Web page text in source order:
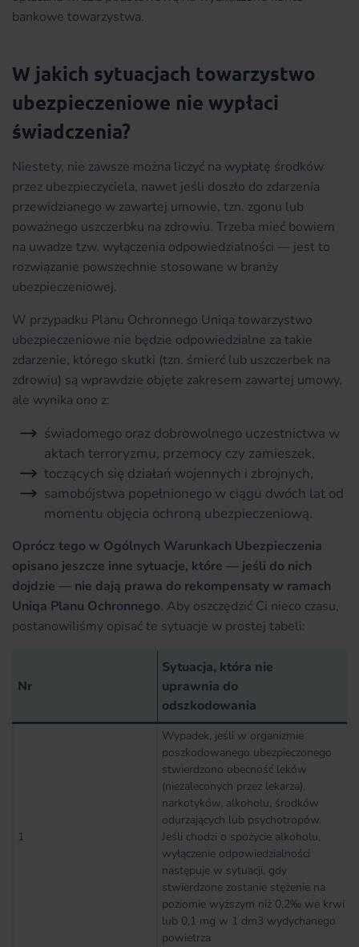
bankowe towarzystwa.
W jakich sytuacjach towarzystwo
ubezpieczeniowe nie wypłaci
świadczenia?
Niestety, nie zawsze można liczyć na wypłatę środków
przez ubezpieczyciela, nawet jeśli doszło do zdarzenia
przewidzianego w zawartej umowie, tzn. zgonu lub
poważnego uszczerbku na zdrowiu. Trzeba mieć bowiem
na uwadze tzw. wyłączenia odpowiedzialności — jest to
rozwiązanie powszechnie stosowane w branży
ubezpieczeniowej.
W przypadku Planu Ochronnego Uniqa towarzystwo
ubezpieczeniowe nie będzie odpowiedzialne za takie
zdarzenie, którego skutki (tzn. śmierć lub uszczerbek na
zdrowiu) są wprawdzie objęte zakresem zawartej umowy,
ale wynika ono z:
świadomego oraz dobrowolnego uczestnictwa w
aktach terroryzmu, przemocy czy zamieszek,
toczących się działań wojennych i zbrojnych,
samobójstwa popełnionego w ciągu dwóch lat od
momentu objęcia ochroną ubezpieczeniową.
Oprócz tego w Ogólnych Warunkach Ubezpieczenia
opisano jeszcze inne sytuacje, które — jeśli do nich
dojdzie — nie dają prawa do rekompensaty w ramach
Uniqa Planu Ochronnego. Aby oszczędzić Ci nieco czasu,
postanowiliśmy opisać te sytuacje w prostej tabeli:
Nr
Sytuacja, która nie
uprawnia do
odszkodowania
1
Wypadek, jeśli w organizmie
poszkodowanego ubezpieczonego
stwierdzono obecność leków
(niezaleconych przez lekarza),
narkotyków, alkoholu, środków
odurzających lub psychotropów.
Jeśli chodzi o spożycie alkoholu,
wyłączenie odpowiedzialności
następuje w sytuacji, gdy
stwierdzone zostanie stężenie na
poziomie wyższym niż 0,2‰ we krwi
lub 0,1 mg w 1 dm3 wydychanego
powietrza